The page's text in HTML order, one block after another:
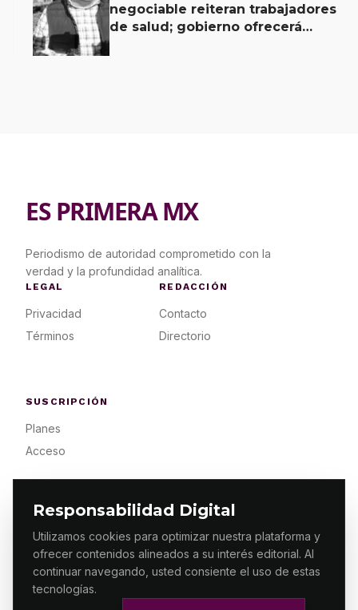
Responsabilidad Digital
Utilizamos cookies para optimizar nuestra plataforma y
ofrecer contenidos alineados a su interés editorial. Al
continuar navegando, usted consiente el uso de estas
tecnologías.
negociable reiteran trabajadores
de salud; gobierno ofrecerá
ES PRIMERA MX
Periodismo de autoridad comprometido con la
verdad y la profundidad analítica.
LEGAL
Privacidad
Términos
REDACCIÓN
Contacto
Directorio
SUSCRIPCIÓN
Planes
Acceso
© 2026 ES PRIMERA MX. ALGUNOS DERECHOS
RESERVADOS / DESIGNMAKING.MX